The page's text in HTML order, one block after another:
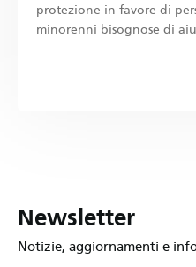
protezione in favore di
minorenni bisognose di
Newsletter
Notizie, aggiornamenti e